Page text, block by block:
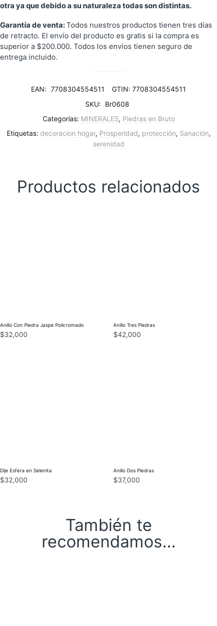
otra ya que debido a su naturaleza todas son distintas.
Garantía de venta:Todos nuestros productos tienen tres días
de retracto. El envío del producto es gratis si la compra es
superior a $200.000. Todos los envíos tienen seguro de
entrega incluido.
EAN: 7708304554511
GTIN: 7708304554511
SKU:
Br0608
Categorías: MINERALES, Piedras en Bruto
Etiquetas: decoracion hogar, Prosperidad, protección, Sanación,
serenidad
Productos relacionados
Anillo Con Piedra Jaspe Policromado
$32,000
Anillo Tres Piedras
$42,000
Dije Esfera en Selenita
$32,000
Anillo Dos Piedras
$37,000
También te
recomendamos…